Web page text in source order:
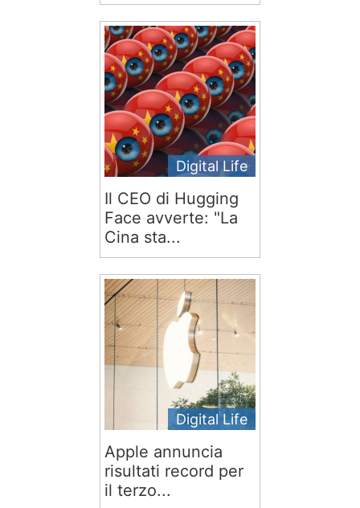
Digital Life
Il CEO di Hugging
Face avverte: "La
Cina sta...
Digital Life
Apple annuncia
risultati record per
il terzo...